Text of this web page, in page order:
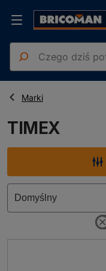
Strona główna
Marki
TIMEX
TIMEX